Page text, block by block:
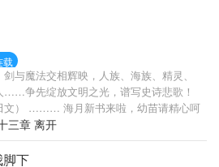
载
与魔法交相辉映，人族、海族、精灵、
……争先绽放文明之光，谱写史诗悲歌！
文） ……… 海月新书来啦，幼苗请精心呵
朋友请移步《逐道在诸天》、《神圣罗马
地中海霸主之路》
三章 离开
下